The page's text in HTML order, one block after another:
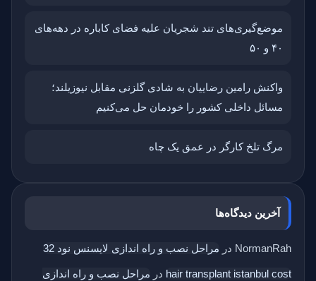
موضع‌گیری‌های تند شجریان علیه فضای کاباره در دهه‌های
۴۰ و ۵۰
واکنش رامین رضاییان به شادی گلزنی مقابل نیوزیلند؛
مسائل داخلی کشور را خودمان حل می‌کنیم
مرگ تلخ کارگر در عمق یک چاه
آخرین دیدگاه‌ها
NormanRah در مراحل نصب و راه اندازی لایسنس نود 32
hair transplant istanbul cost در مراحل نصب و راه اندازی